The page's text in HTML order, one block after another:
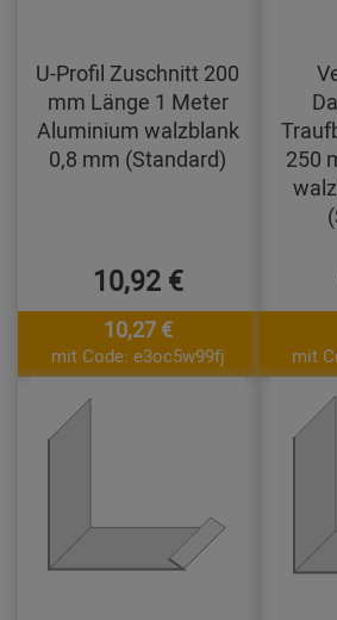
U-Profil Zuschnitt 200
mm Länge 1 Meter
Aluminium walzblank
0,8 mm (Standard)
10,92 €
10,27 €
mit Code: e3oc5w99fj
250
mit